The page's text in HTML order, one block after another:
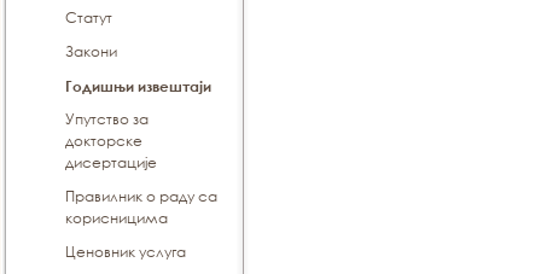
Статут
Закони
Годишњи извештаји
Упутство за
докторске
дисертације
Правилник о раду са
корисницима
Ценовник услуга